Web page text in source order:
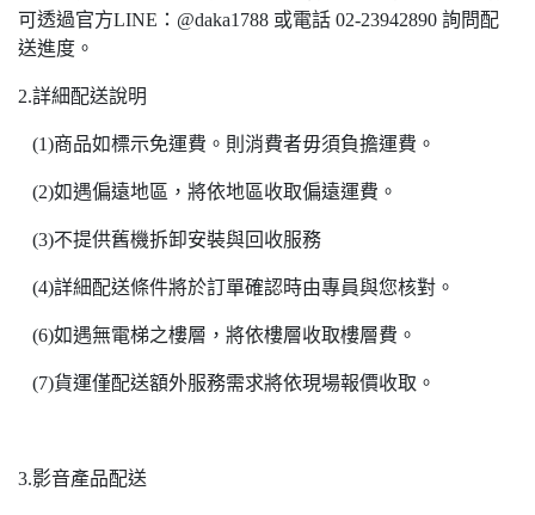
可透過官方LINE：@daka1788 或電話 02-23942890 詢問配
送進度。
2.詳細配送說明
(1)商品如標示免運費。則消費者毋須負擔運費。
(2)如遇偏遠地區，將依地區收取偏遠運費。
(3)不提供舊機拆卸安裝與回收服務
(4)詳細配送條件將於訂單確認時由專員與您核對。
(6)如遇無電梯之樓層，將依樓層收取樓層費。
(7)貨運僅配送額外服務需求將依現場報價收取。
3.影音產品配送